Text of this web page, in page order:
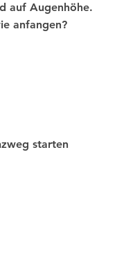
auf Augenhöhe.
anfangen?​
starten